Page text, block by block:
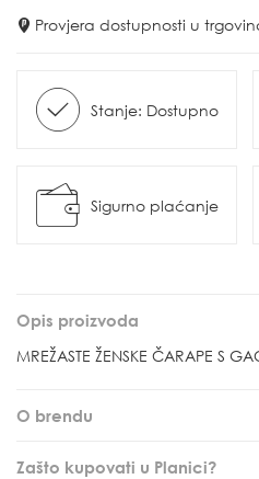
Provjera dostupnosti u
Stanje: Dostupno
Sigurno plaćanje
Opis proizvoda
MREŽASTE ŽENSKE ČARAPE S
O brendu
Zašto kupovati u Planici?